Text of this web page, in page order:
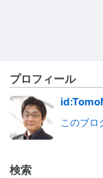
プロフィール
このブロ
検索